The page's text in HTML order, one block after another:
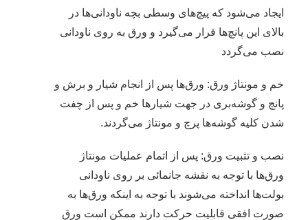
ایجاد می‌شود که پیچ‌های وسطی بچه ناودانی‌ها در
بالای این پانچ‌ها قرار می‌گیرد و ورق به روی ناودانی
نصب می‌گردد
خم و مونتاژ ورق: ورق‌ها پس از انجام شیار و برش و
پانچ و گوشه‌بری در جهت شیارها خم و پس از چفت
شدن کلیه گوشه‌ها پرچ و مونتاژ می‌گردند.
نصب و تثبیت ورق: پس از اتمام عملیات مونتاژ
ورق‌ها با توجه به نقشه جانمائی بر روی ناودانی
بولت‌ها انداخته می‌شوند با توجه به اینکه ورق‌ها به
صورت افقی قابلیت حرکت دارند ممکن است ورق